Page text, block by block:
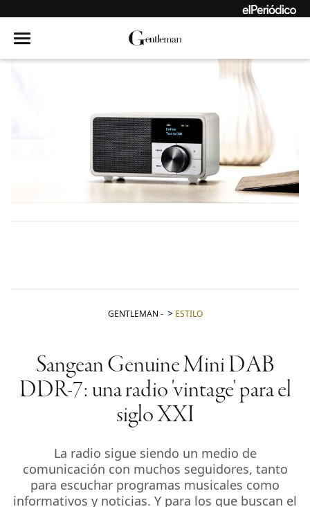
GENTLEMAN - ESTILO
Sangean Genuine Mini DAB
DDR-7: una radio 'vintage' para el
siglo XXI
La radio sigue siendo un medio de
comunicación con muchos seguidores, tanto
para escuchar programas musicales como
informativos y noticias. Y para los que buscan el